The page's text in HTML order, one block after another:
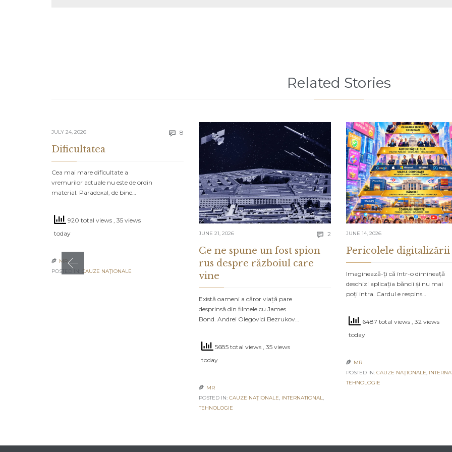
Related Stories
JULY 24, 2026  8 Comments
Dificultatea
Cea mai mare dificultate a
vremurilor actuale nu este de ordin
material. Paradoxal, de bine…
920 total views , 35 views
today
 MR
POSTED IN: CAUZE NAŢIONALE
JUNE 21, 2026  2 Comments
Ce ne spune un fost spion
rus despre războiul care
vine
Există oameni a căror viață pare
desprinsă din filmele cu James
Bond. Andrei Olegovici Bezrukov…
5685 total views , 35 views
today
 MR
POSTED IN: CAUZE NAŢIONALE, INTERNATIONAL,
TEHNOLOGIE
JUNE 14, 2026
Pericolele digitalizării
Imaginează-ți că într-o dimineață
deschizi aplicația băncii și nu mai
poți intra. Cardul e respins…
6487 total views , 32 views
today
 MR
POSTED IN: CAUZE NAŢIONALE,
TEHNOLOGIE